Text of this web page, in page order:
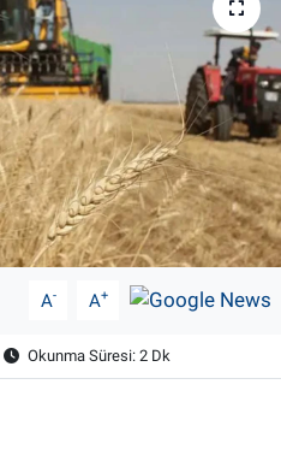
A- A+
Okunma Süresi: 2 Dk